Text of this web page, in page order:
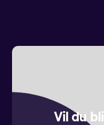
Vil du bli